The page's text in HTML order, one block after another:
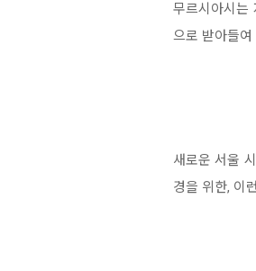
무르시아시는
으로 받아들
새로운 서울
경을 위한, 이